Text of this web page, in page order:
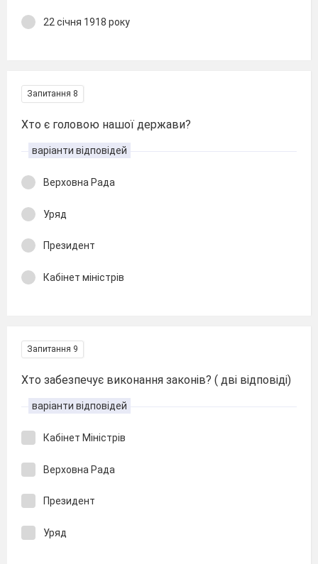
22 січня 1918 року
Запитання 8
Хто є головою нашої держави?
варіанти відповідей
Верховна Рада
Уряд
Президент
Кабінет міністрів
Запитання 9
Хто забезпечує виконання законів? ( дві відповіді)
варіанти відповідей
Кабінет Міністрів
Верховна Рада
Президент
Уряд